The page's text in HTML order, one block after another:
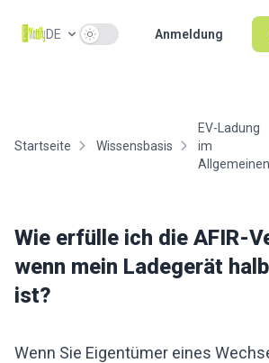
DE Use setting Anmeldung
Startseite Wissensbasis
EV-Ladung
im
Allgemeinen
Wie erfülle ich die AFIR-
wenn mein Ladegerät
ist?
Wenn Sie Eigentümer eines